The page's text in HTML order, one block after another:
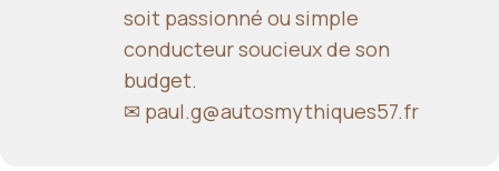
soit passionné ou simple
conducteur soucieux de son
budget.
✉ paul.g@autosmythiques57.fr